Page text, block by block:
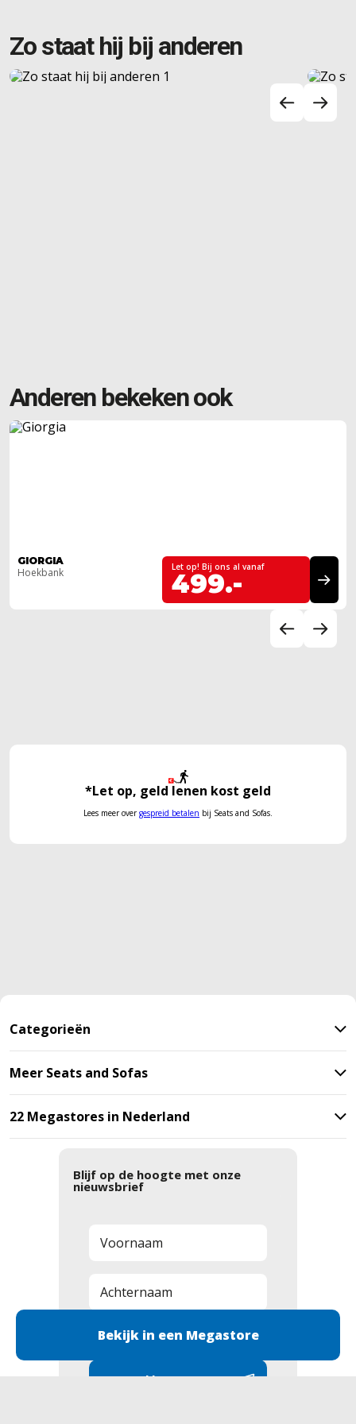
Bekijk in een Megastore
Zo staat hij bij anderen
Anderen bekeken ook
GIORGIA
Hoekbank Let op! Bij ons al vanaf
499.-
*Let op, geld lenen kost geld
Lees meer overgespreid betalen bij Seats and Sofas.
Categorieën
Meer Seats and Sofas
22 Megastores in Nederland
Blijf op de hoogte met onze
nieuwsbrief
Aanmelden